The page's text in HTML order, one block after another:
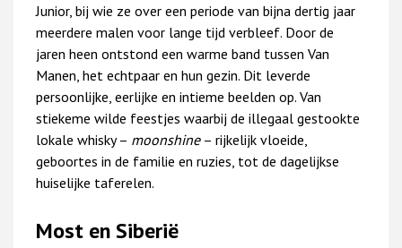
Junior, bij wie ze over een periode van bijna dertig jaar
meerdere malen voor lange tijd verbleef. Door de
jaren heen ontstond een warme band tussen Van
Manen, het echtpaar en hun gezin. Dit leverde
persoonlijke, eerlijke en intieme beelden op. Van
stiekeme wilde feestjes waarbij de illegaal gestookte
lokale whisky – moonshine– rijkelijk vloeide,
geboortes in de familie en ruzies, tot de dagelijkse
huiselijke taferelen.
Most en Siberië